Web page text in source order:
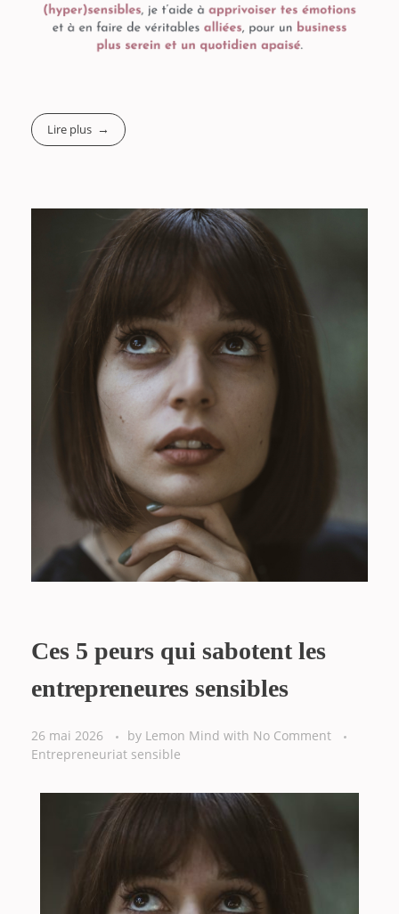
Lire plus
Ces 5 peurs qui sabotent les
entrepreneures sensibles
26 mai 2026 by Lemon Mind with No Comment
Entrepreneuriat sensible